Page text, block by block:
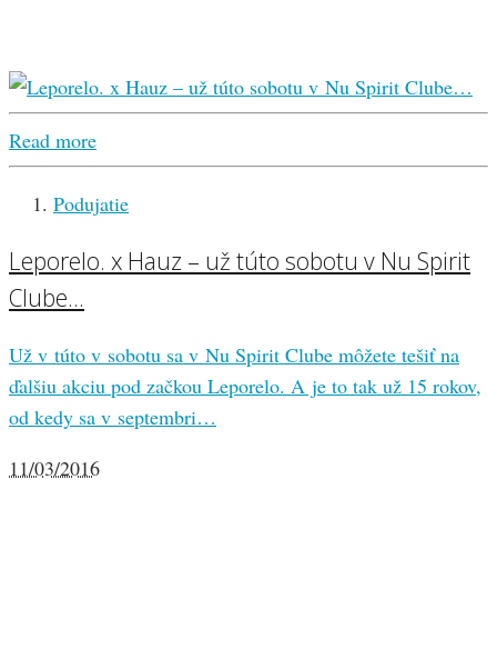
Read more
Podujatie
Leporelo. x Hauz – už túto sobotu v Nu Spirit
Clube…
Už v túto v sobotu sa v Nu Spirit Clube môžete tešiť na
ďalšiu akciu pod začkou Leporelo. A je to tak už 15 rokov,
od kedy sa v septembri…
11/03/2016